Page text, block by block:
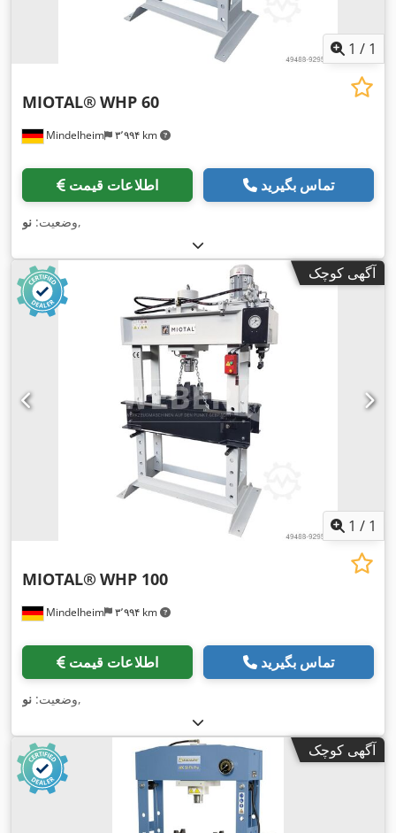
1 / 1
Mindelheim ۳٬۹۹۴ km
MIOTAL® WHP 60
اطلاعات قیمت تماس بگیرید
وضعیت: نو ,
آگهی کوچک
1 / 1
Mindelheim ۳٬۹۹۴ km
MIOTAL® WHP 100
اطلاعات قیمت تماس بگیرید
وضعیت: نو ,
آگهی کوچک